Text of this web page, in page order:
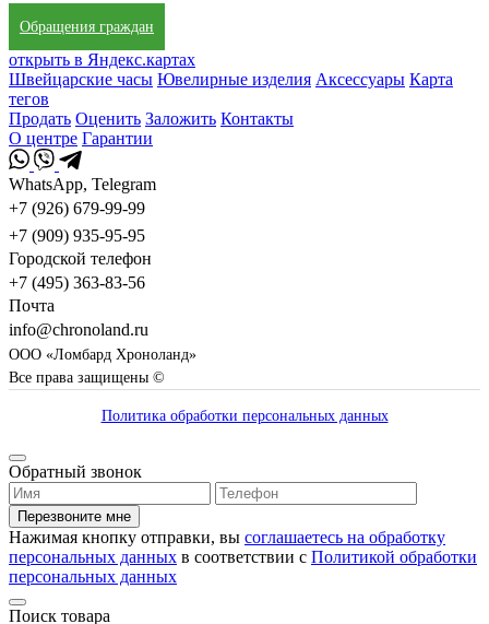
Обращения граждан
открыть в Яндекс.картах
Швейцарские часы Ювелирные изделия Аксессуары Карта
тегов
Продать Оценить Заложить Контакты
О центре Гарантии
WhatsApp, Telegram
+7 (926) 679-99-99
+7 (909) 935-95-95
Городской телефон
+7 (495) 363-83-56
Почта
info@chronoland.ru
ООО «Ломбард Хроноланд»
Все права защищены ©
Политика обработки персональных данных
Обратный звонок
Перезвоните мне
Нажимая кнопку отправки, вы соглашаетесь на обработку
персональных данных в соответствии с Политикой обработки
персональных данных
Поиск товара